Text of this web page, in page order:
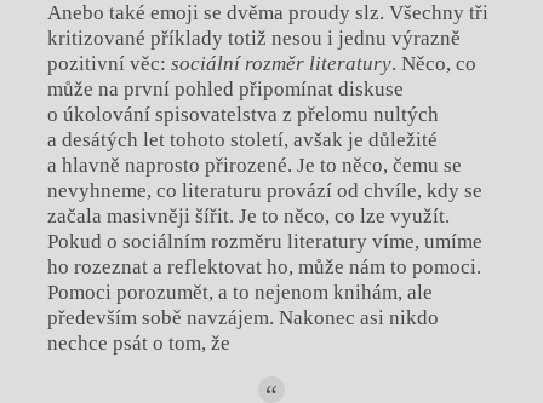
Anebo také emoji se dvěma proudy slz. Všechny tři
kritizované příklady totiž nesou i jednu výrazně
pozitivní věc: sociální rozměr literatury. Něco, co
může na první pohled připomínat diskuse
o úkolování spisovatelstva z přelomu nultých
a desátých let tohoto století, avšak je důležité
a hlavně naprosto přirozené. Je to něco, čemu se
nevyhneme, co literaturu provází od chvíle, kdy se
začala masivněji šířit. Je to něco, co lze využít.
Pokud o sociálním rozměru literatury víme, umíme
ho rozeznat a reflektovat ho, může nám to pomoci.
Pomoci porozumět, a to nejenom knihám, ale
především sobě navzájem. Nakonec asi nikdo
nechce psát o tom, že